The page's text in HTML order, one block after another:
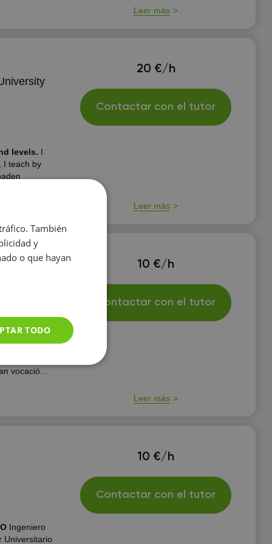
Leer más
levels. I
I teach by
20 €/h
Contactar con el tutor
Leer más
los
vocación
de
10 €/h
Contactar con el tutor
Leer más
Ingeniero
Universitario
10 €/h
Contactar con el tutor
También
y
o que hayan
TODO